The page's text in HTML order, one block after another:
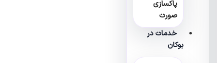
پاکسازی
صورت
خدمات در
بوکان